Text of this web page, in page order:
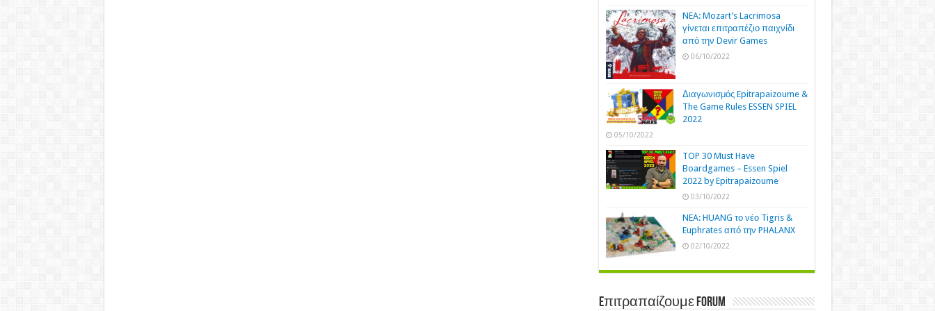
NEA: Mozart’s Lacrimosa
γίνεται επιτραπέζιο παιχνίδι
από την Devir Games
06/10/2022
Διαγωνισμός Epitrapaizoume &
The Game Rules ESSEN SPIEL
2022
05/10/2022
TOP 30 Must Have
Boardgames – Essen Spiel
2022 by Epitrapaizoume
03/10/2022
NEA: HUANG το νέο Tigris &
Euphrates από την PHALANX
02/10/2022
Eπιτραπαίζουμε Forum